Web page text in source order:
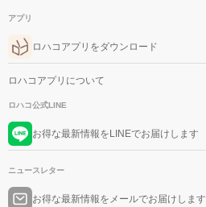
アプリ
ロハコアプリをダウンロード
ロハコアプリについて
ロハコ公式LINE
お得な最新情報をLINEでお届けします
ニュースレター
お得な最新情報をメールでお届けします